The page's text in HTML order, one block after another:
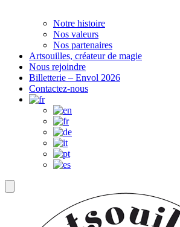
Notre histoire
Nos valeurs
Nos partenaires
Artsouilles, créateur de magie
Nous rejoindre
Billetterie – Envol 2026
Contactez-nous